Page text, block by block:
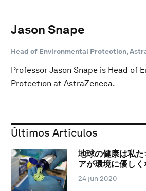
Jason Snape
Head of Environmental Protection,
Professor Jason Snape is Head of
Protection at AstraZeneca.
Últimos Artículos
地球の健康は私
アが環境に優し
24 jun 2020